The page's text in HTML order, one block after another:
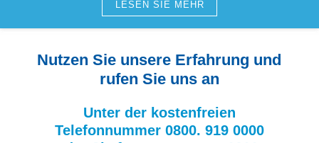
LESEN SIE MEHR
Nutzen Sie unsere Erfahrung und
rufen Sie uns an
Unter der kostenfreien
Telefonnummer 0800. 919 0000